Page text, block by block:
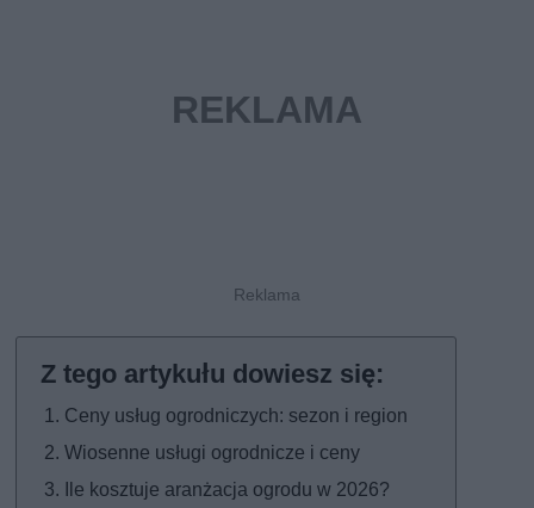
Ceny usług ogrodniczych: sezon i region
Wiosenne usługi ogrodnicze i ceny
Ile kosztuje aranżacja ogrodu w 2026?